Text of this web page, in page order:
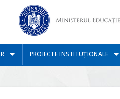
PROIECTE INSTITUȚIONALE